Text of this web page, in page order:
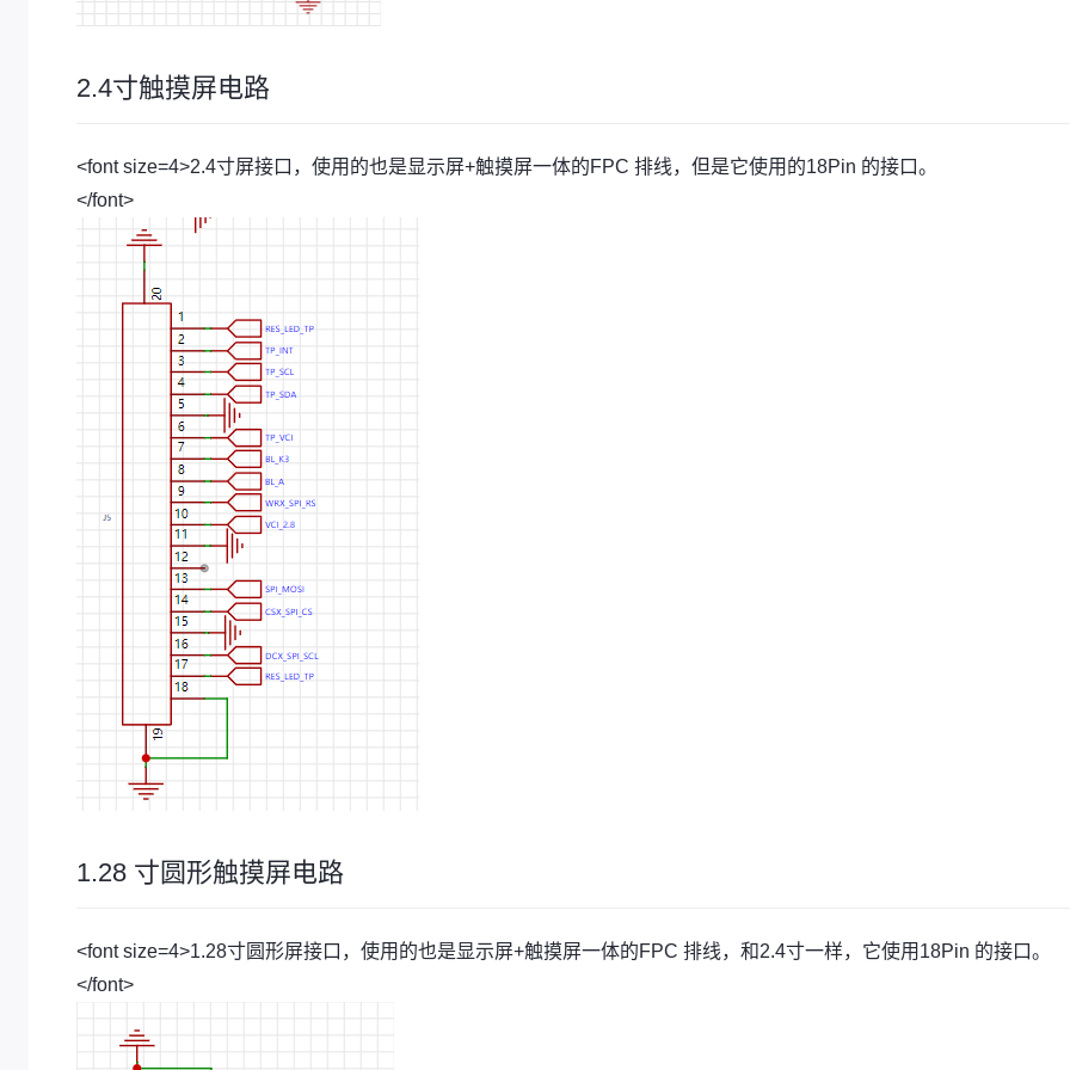
2.4寸触摸屏电路
<font size=4>2.4寸屏接口，使用的也是显示屏+触摸屏一体的FPC 排线，但是它使用的18Pin 的接口。
</font>
1.28 寸圆形触摸屏电路
<font size=4>1.28寸圆形屏接口，使用的也是显示屏+触摸屏一体的FPC 排线，和2.4寸一样，它使用18Pin 的接口。
</font>